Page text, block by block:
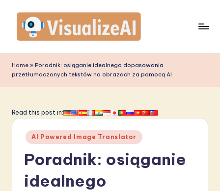
content
is
u
li
A
Home » Poradnik: osiąganie idealnego dopasowania
przetłumaczonych tekstów na obrazach za pomocą AI
Read this post in:
Posted
in
AI Powered Image Translator
Poradnik: osiąganie
idealnego